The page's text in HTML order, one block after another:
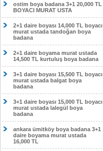
ostim boya badana 3+1 20,000 TL
BOYACI MURAT USTA
2+1 daire boyası 14,000 TL boyacı
murat ustada tandoğan boya
badana
2+1 daire boyama murat ustada
14,500 TL kurtuluş boya badana
3+1 daire boyası 15,500 TL boyacı
murat ustada balgat boya
badana
3+1 daire boyası 15,000 TL boyacı
murat ustada lalegül boya
badana
ankara ümitköy boya badana 3+1
daire boyama murat ustada
16,000 TL